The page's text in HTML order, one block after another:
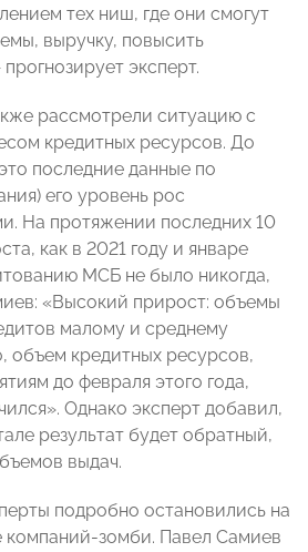
тех ниш, где они смогут
выручку, повысить
эксперт.
рассмотрели ситуацию с
кредитных ресурсов. До
последние данные по
его уровень рос
На протяжении последних 10
как в 2021 году и январе
МСБ не было никогда,
«Высокий прирост: объемы
малому и среднему
объем кредитных ресурсов,
до февраля этого года,
Однако эксперт добавил,
результат будет обратный,
выдач.
подробно остановились на
компаний-зомби. Павел Самиев